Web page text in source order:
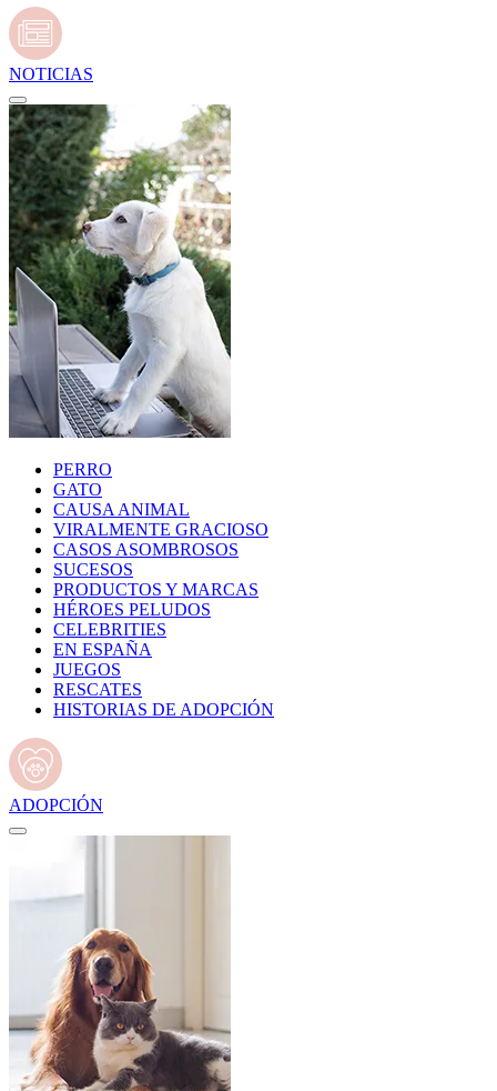
NOTICIAS
PERRO
GATO
CAUSA ANIMAL
VIRALMENTE GRACIOSO
CASOS ASOMBROSOS
SUCESOS
PRODUCTOS Y MARCAS
HÉROES PELUDOS
CELEBRITIES
EN ESPAÑA
JUEGOS
RESCATES
HISTORIAS DE ADOPCIÓN
ADOPCIÓN